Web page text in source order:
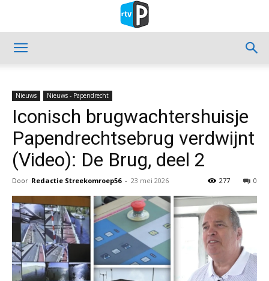
Nieuws Nieuws - Papendrecht
Iconisch brugwachtershuisje
Papendrechtsebrug verdwijnt
(Video): De Brug, deel 2
Door Redactie Streekomroep56 - 23 mei 2026 0
277